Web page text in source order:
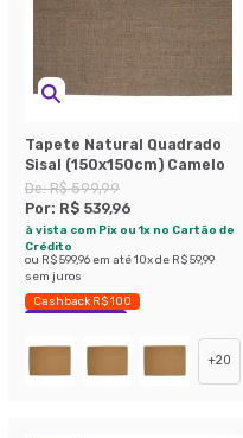
Tapete Natural Quadrado
Sisal (150x150cm) Camelo
De:R$ 599,99
Por: R$ 539,96
à vista com Pix ou 1x no Cartão de
Crédito
ou R$ 599,96 em até10x de R$ 59,99
sem juros
Cashback R$ 100
Economize 10%
+20